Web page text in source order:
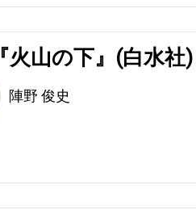
『火山の下』(白水社)
陣野 俊史